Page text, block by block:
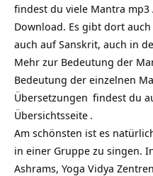
findest du viele Mantra
Download. Es gibt dort
auch auf Sanskrit, auch in
Mehr zur Bedeutung der
Bedeutung der einzelnen
Übersetzungen findest du
Übersichtsseite .
Am schönsten ist es
in einer Gruppe zu singen.
Ashrams, Yoga Vidya